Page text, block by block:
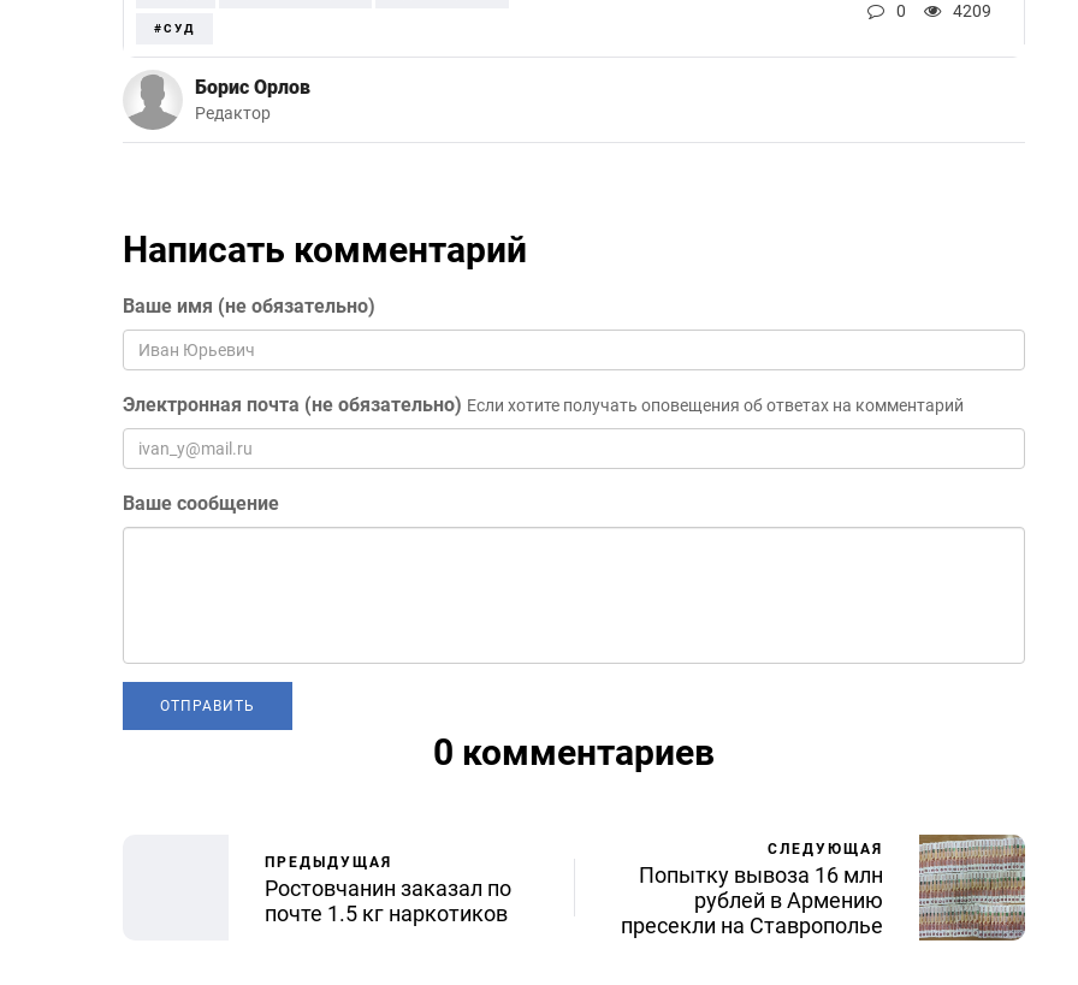
#СУД
0 4209
Борис Орлов
Редактор
Написать комментарий
Ваше имя (не обязательно)
Электронная почта (не обязательно) Если хотите получать оповещения об ответах на комментарий
Ваше сообщение
0 комментариев
ПРЕДЫДУЩАЯ
Ростовчанин заказал по
почте 1.5 кг наркотиков
СЛЕДУЮЩАЯ
Попытку вывоза 16 млн
рублей в Армению
пресекли на Ставрополье